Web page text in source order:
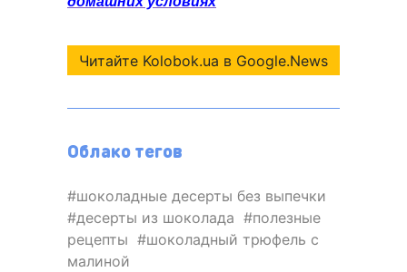
Читайте Kolobok.ua в Google.News
Облако тегов
шоколадные десерты без выпечки
десерты из шоколада
полезные
рецепты
шоколадный трюфель с
малиной